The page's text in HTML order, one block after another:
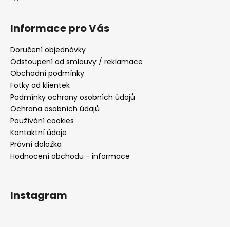
Informace pro Vás
Doručení objednávky
Odstoupení od smlouvy / reklamace
Obchodní podmínky
Fotky od klientek
Podmínky ochrany osobních údajů
Ochrana osobních údajů
Používání cookies
Kontaktní údaje
Právní doložka
Hodnocení obchodu - informace
Instagram